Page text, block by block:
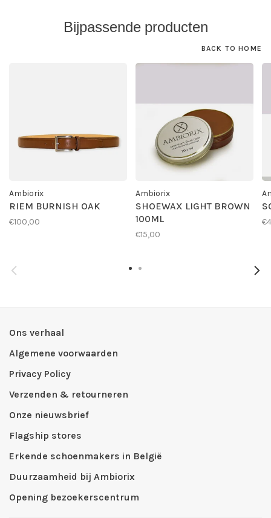
Bijpassende producten
BACK TO HOME
Ambiorix
RIEM BURNISH OAK
€100,00
Ambiorix
SHOEWAX LIGHT BROWN
100ML
€15,00
Ons verhaal
Algemene voorwaarden
Privacy Policy
Verzenden & retourneren
Onze nieuwsbrief
Flagship stores
Erkende schoenmakers in België
Duurzaamheid bij Ambiorix
Opening bezoekerscentrum